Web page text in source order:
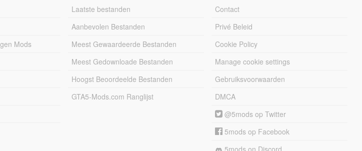
Mods
Laatste bestanden
Aanbevolen Bestanden
Meest Gewaardeerde Bestanden
Meest Gedownloade Bestanden
Hoogst Beoordeelde Bestanden
GTA5-Mods.com Ranglijst
Contact
Privé Beleid
Cookie Policy
Manage cookie settings
Gebruiksvoorwaarden
DMCA
@5mods op Twitter
5mods op Facebook
5mods on Discord